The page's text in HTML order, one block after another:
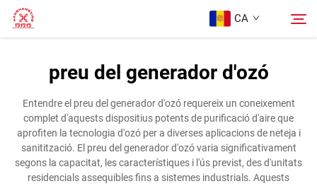
CA
Pàgina Principal
Productes
Sobre Nosaltres
Cerca
preu del generador d'ozó
Entendre el preu del generador d'ozó requereix un coneixement
complet d'aquests dispositius potents de purificació d'aire que
aprofiten la tecnologia d'ozó per a diverses aplicacions de neteja i
sanitització. El preu del generador d'ozó varia significativament
segons la capacitat, les característiques i l'ús previst, des d'unitats
residencials assequibles fins a sistemes industrials. Aquests